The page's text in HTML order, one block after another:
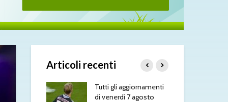
Articoli recenti
Lucumì-Juventus, il
difensore spinge per